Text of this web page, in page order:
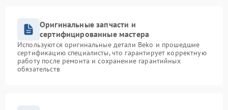
Оригинальные запчасти и
сертифицированные мастера
Используются оригинальные детали Beko и прошедшие
сертификацию специалисты, что гарантирует корректную
работу после ремонта и сохранение гарантийных
обязательств